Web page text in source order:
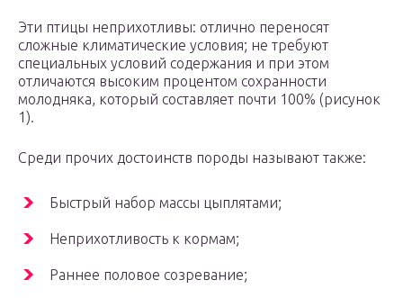
Эти птицы неприхотливы: отлично переносят
сложные климатические условия; не требуют
специальных условий содержания и при этом
отличаются высоким процентом сохранности
молодняка, который составляет почти 100% (рисунок
1).
Среди прочих достоинств породы называют также:
Быстрый набор массы цыплятами;
Неприхотливость к кормам;
Раннее половое созревание;